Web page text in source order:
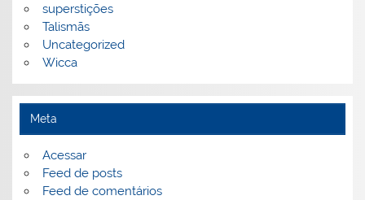
superstições
Talismãs
Uncategorized
Wicca
Meta
Acessar
Feed de posts
Feed de comentários